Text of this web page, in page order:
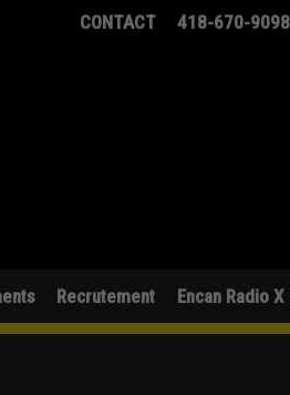
CONTACT 418-670-9098
Recrutement Encan Radio X